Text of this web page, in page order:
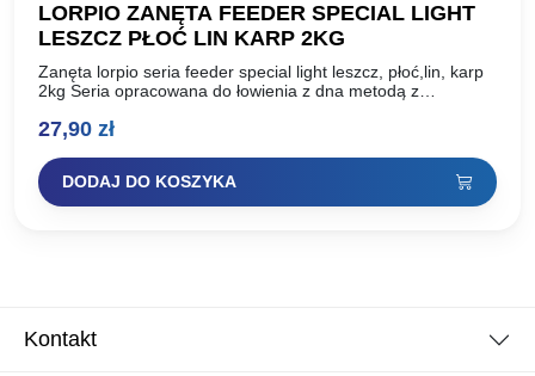
LORPIO ZANĘTA FEEDER SPECIAL LIGHT
LESZCZ PŁOĆ LIN KARP 2KG
Zanęta lorpio seria feeder special light leszcz, płoć,lin, karp
2kg Seria opracowana do łowienia z dna metodą z
27,90 zł
DODAJ DO KOSZYKA
Kontakt